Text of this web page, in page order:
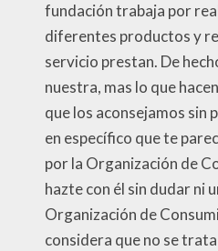
fundación trabaja por
diferentes productos y
servicio prestan. De
nuestra, mas lo que
que los aconsejamos sin
en específico que te
por la Organización de
hazte con él sin dudar ni
Organización de
considera que no se